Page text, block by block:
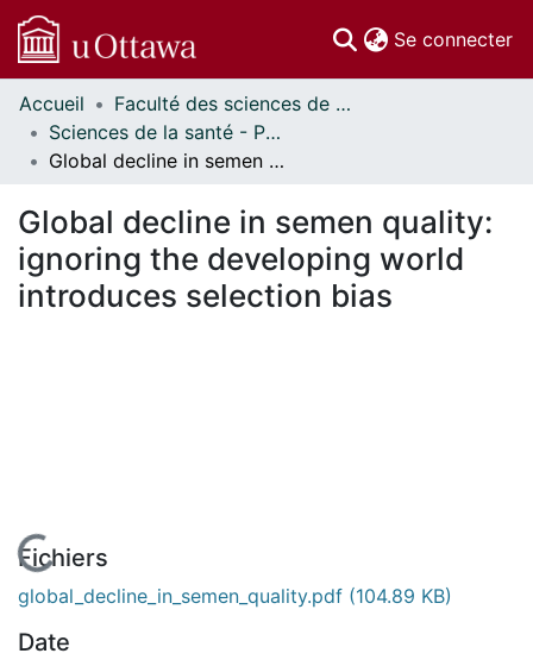
Se connecter
Communautés
et collections
Parcourir
À propos
Accueil
Faculté des sciences de la santé // Faculty of Health Sciences
Sciences de la santé - Publications // Health Sciences - Publications
Global decline in semen quality: ignoring the developing world introduces selection bias
Global decline in semen quality:
ignoring the developing world
introduces selection bias
En cours de chargement...
Fichiers
global_decline_in_semen_quality.pdf (104.89 KB)
Date